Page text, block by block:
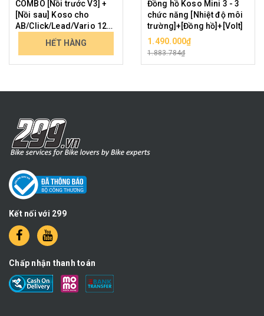
COMBO [Nồi trước V3] +
[Nồi sau] Koso cho
AB/Click/Lead/Vario 125-
150 (2 van)
3.998.000₫HẾT HÀNG
Đồng hồ Koso Mini 3 - 3
chức năng [Nhiệt độ môi
trường]+[Đồng hồ]+[Volt]
1.490.000₫
1.883.784₫
Kết nối với 299
Chấp nhận thanh toán